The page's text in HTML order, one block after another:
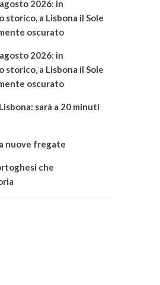
2026: in
a Lisbona il Sole
oscurato
2026: in
a Lisbona il Sole
oscurato
sarà a 20 minuti
nuove fregate
che